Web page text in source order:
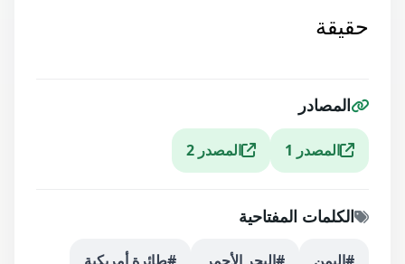
حقيقة
المصادر
المصدر 1 المصدر 2
الكلمات المفتاحية